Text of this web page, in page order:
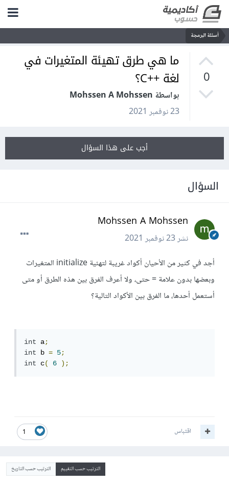
أسئلة البرمجة
0
ما هي طرق تهيئة المتغيرات في
لغة ++C؟
بواسطة Mohssen A Mohssen
23 نوفمبر 2021
أجب على هذا السؤال
السؤال
Mohssen A Mohssen
نشر23 نوفمبر 2021
أجد في كثير من الأحيان أكواد غريبة لتهئية initialize المتغيرات
وبعضها بدون علامة = حتى، ولا أعرف الفرق بين هذه الطرق أو متى
أستعمل أحدها، ما الفرق بين الأكواد التالية؟
int a;
int
b = 5;
int
c( 6 );
1 اقتباس
الترتيب حسب التقييم الترتيب حسب التاريخ